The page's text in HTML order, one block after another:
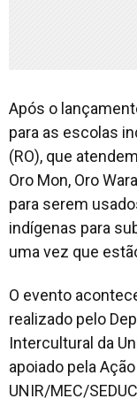
Após o
para as escolas
(RO), que
Oro Mon, Oro
para serem
indígenas para
uma vez que
O evento
realizado pelo
Intercultural da
apoiado pela
UNIR/MEC/